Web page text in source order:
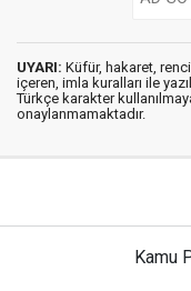
UYARI: Küfür, hakaret,
içeren, imla kuralları ile
Türkçe karakter
onaylanmamaktadır.
Kamu